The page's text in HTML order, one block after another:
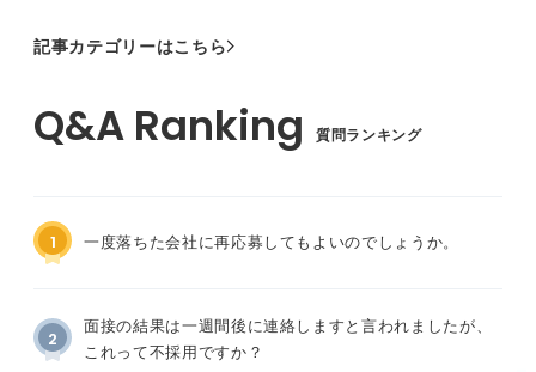
記事カテゴリーはこちら
質問ランキング
1 一度落ちた会社に再応募してもよいのでしょうか。
2
面接の結果は一週間後に連絡しますと言われましたが、
これって不採用ですか？